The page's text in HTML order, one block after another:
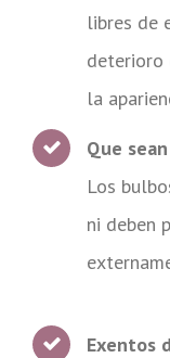
libres de
deterioro
la
Que
Los
ni deben
Exentos